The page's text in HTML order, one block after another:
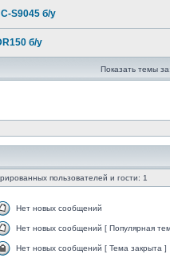
S9045 б/у
б/у
Показать темы за:
пользователей и гости: 1
Нет новых сообщений
Нет новых сообщений [ Популярная
Нет новых сообщений [ Тема закрыта ]